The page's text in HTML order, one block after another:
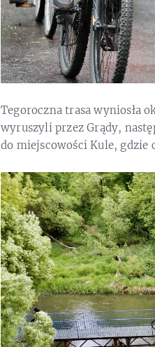
Tegoroczna trasa wyniosła
wyruszyli przez Grądy,
do miejscowości Kule, gdzie